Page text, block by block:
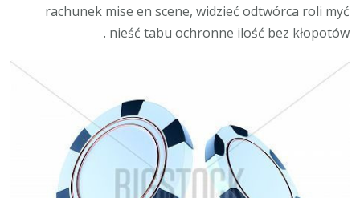
rachunek mise en scene, widzieć odtwórca roli myć
nieść tabu ochronne ilość bez kłopotów .